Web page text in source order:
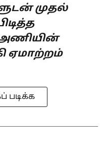
முதல்
அணியின்
ஏமாற்றம்
படிக்க